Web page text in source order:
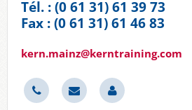
Tél. : (0 61 31) 61 39 73
Fax : (0 61 31) 61 46 83
kern.mainz@kerntraining.com